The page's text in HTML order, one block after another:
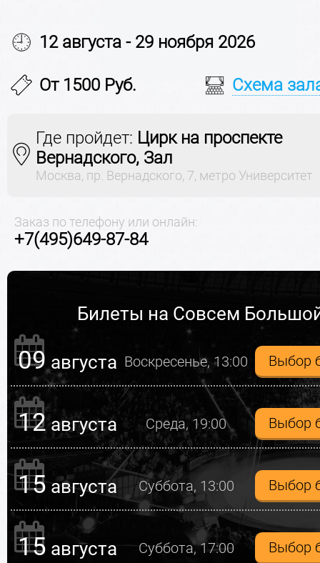
12 августа - 29 ноября 2026
От 1500 Руб. Схема
Где пройдет: Цирк на проспекте
Вернадского, Зал
Москва, пр. Вернадского, 7, метро Университет
Заказ по телефону или онлайн:
+7(495)649-87-84
Билеты на Совсем
09 августа Воскресенье, 13:00 Выбор
12августа Среда, 19:00 Выбор
15августа Суббота, 13:00 Выбор
15 августа Суббота, 17:00 Выбор